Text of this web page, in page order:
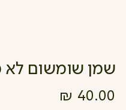
שמן שומשום לא